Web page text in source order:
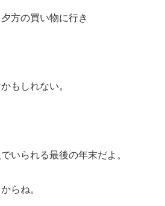
方の買い物に行き
もしれない。
いられる最後の年末だよ。
らね。